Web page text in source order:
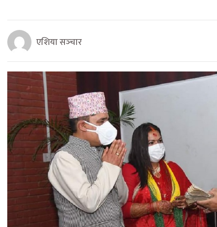
एशिया सञ्‍चार